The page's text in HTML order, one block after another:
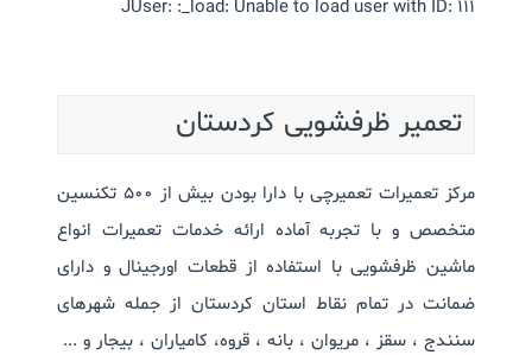
JUser: :_load: Unable to load user with ID: 111
تعمیر ظرفشویی کردستان
مرکز تعمیرات تعمیرچی با دارا بودن بیش از 500 تکنسین
متخصص و با تجربه آماده ارائه خدمات تعمیرات انواع
ماشین ظرفشویی با استفاده از قطعات اورجینال و دارای
ضمانت در تمام نقاط استان کردستان از جمله شهرهای
سنندج ، سقز ، مریوان ، بانه ، قروه، کامیاران ، بیجار و ...